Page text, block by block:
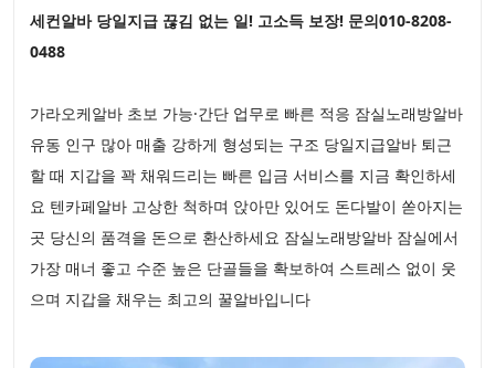
세컨알바 당일지급 끊김 없는 일! 고소득 보장! 문의010-8208-
0488
가라오케알바 초보 가능·간단 업무로 빠른 적응 잠실노래방알바
유동 인구 많아 매출 강하게 형성되는 구조 당일지급알바 퇴근
할 때 지갑을 꽉 채워드리는 빠른 입금 서비스를 지금 확인하세
요 텐카페알바 고상한 척하며 앉아만 있어도 돈다발이 쏟아지는
곳 당신의 품격을 돈으로 환산하세요 잠실노래방알바 잠실에서
가장 매너 좋고 수준 높은 단골들을 확보하여 스트레스 없이 웃
으며 지갑을 채우는 최고의 꿀알바입니다